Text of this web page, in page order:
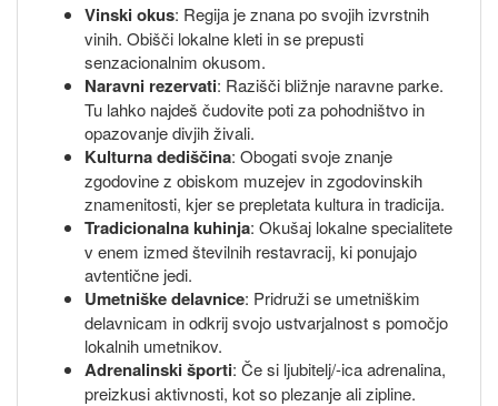
Vinski okus: Regija je znana po svojih izvrstnih
vinih. Obišči lokalne kleti in se prepusti
senzacionalnim okusom.
Naravni rezervati: Razišči bližnje naravne parke.
Tu lahko najdeš čudovite poti za pohodništvo in
opazovanje divjih živali.
Kulturna dediščina: Obogati svoje znanje
zgodovine z obiskom muzejev in zgodovinskih
znamenitosti, kjer se prepletata kultura in tradicija.
Tradicionalna kuhinja: Okušaj lokalne specialitete
v enem izmed številnih restavracij, ki ponujajo
avtentične jedi.
Umetniške delavnice: Pridruži se umetniškim
delavnicam in odkrij svojo ustvarjalnost s pomočjo
lokalnih umetnikov.
Adrenalinski športi: Če si ljubitelj/-ica adrenalina,
preizkusi aktivnosti, kot so plezanje ali zipline.